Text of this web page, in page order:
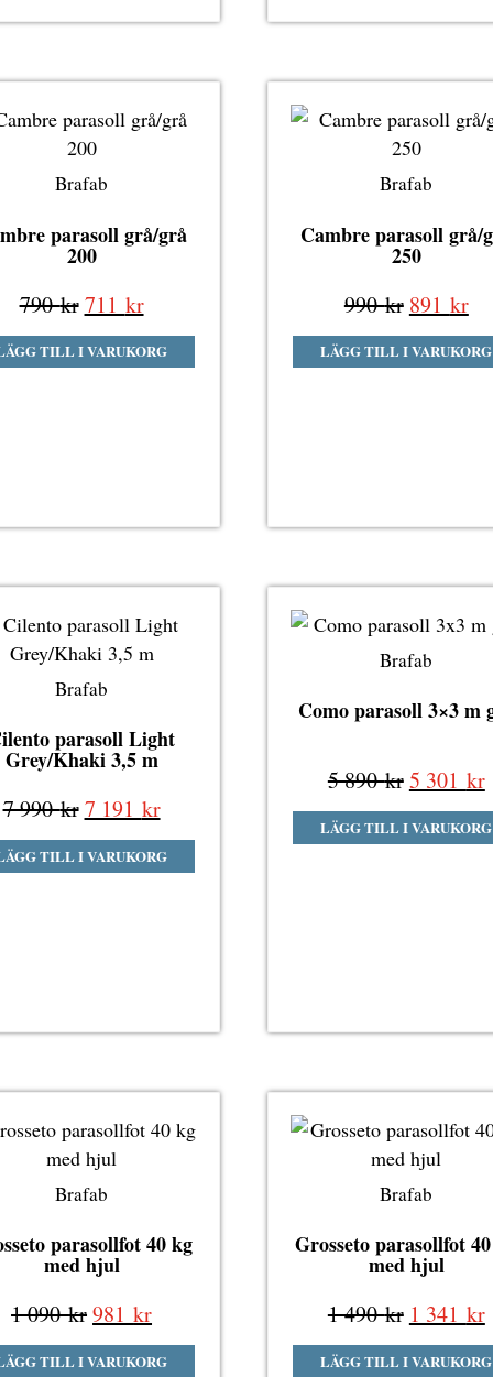
Brafab
parasoll grå/grå
200
790kr Det
ursprungliga
priset
711 krDet
nuvarande
priset
TILL I VARUKORG
Brafab
Cambre parasoll grå/
250
990kr Det
priset
891 krDet
LÄGG TILL I VARUKORG
Brafab
parasoll Light
Grey/Khaki 3,5 m
7 990kr Det
ursprungliga
priset
7 191 krDet
nuvarande
priset
TILL I VARUKORG
Brafab
Como parasoll 3×3 m
5 890krDet
priset
5 301 kr
LÄGG TILL I VARUKORG
Brafab
parasollfot 40 kg
med hjul
1 090krDet
ursprungliga
priset
981krDet
nuvarande
priset
TILL I VARUKORG
Brafab
Grosseto parasollfot
med hjul
1 490kr Det
priset
1 341 kr
LÄGG TILL I VARUKORG